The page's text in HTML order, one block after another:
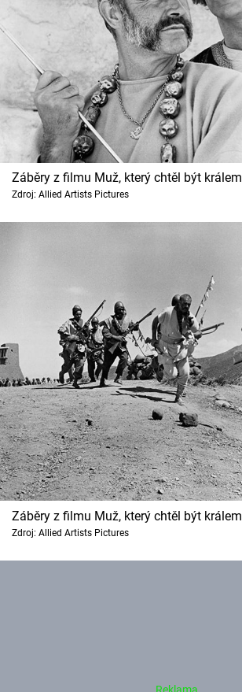
Záběry z filmu Muž, který chtěl být králem
Zdroj: Allied Artists Pictures
Záběry z filmu Muž, který chtěl být králem
Zdroj: Allied Artists Pictures